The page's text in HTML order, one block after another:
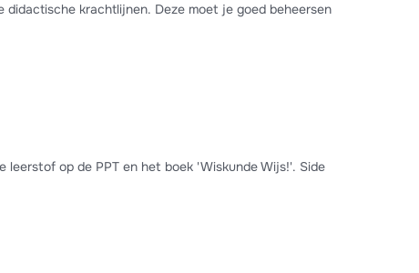
krachtlijnen. Deze moet je goed beheersen
op de PPT en het boek 'Wiskunde Wijs!'. Side